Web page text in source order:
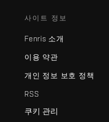
사이트 정보
Fenris 소개
이용 약관
개인 정보 보호 정책
RSS
쿠키 관리